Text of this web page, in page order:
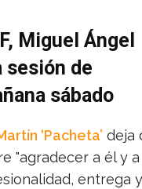
Miguel Ángel
sesión de
sábado
‘Pacheta’ deja
"agradecer a él y
entrega y